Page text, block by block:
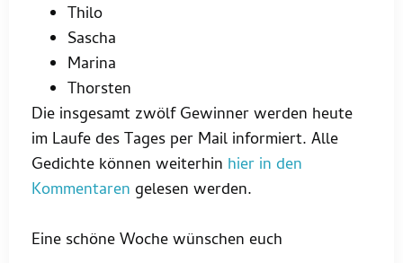
Thilo
Sascha
Marina
Thorsten
Die insgesamt zwölf Gewinner werden heute
im Laufe des Tages per Mail informiert. Alle
Gedichte können weiterhin hier in den
Kommentaren gelesen werden.
Eine schöne Woche wünschen euch